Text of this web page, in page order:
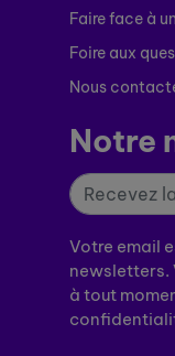
Faire face à
Foire aux
Nous
Notre
Votre email
newsletters.
à tout